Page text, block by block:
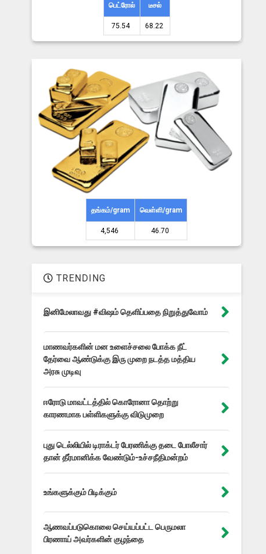
பெட்ரோல் டீசல்
75.54 ₹ 68.22 ₹
தங்கம்/gram வெள்ளி/gram
4,546 ₹ 46.70 ₹
TRENDING
இனிமேலாவது #விஷம் தெளிப்பதை நிறுத்துவோம்
மாணவர்களின் மன உளைச்சலை போக்க நீட்
தேர்வை ஆண்டுக்கு இரு முறை நடத்த மத்திய
அரசு முடிவு
ஈரோடு மாவட்டத்தில் கொரோனா தொற்று
காரணமாக பள்ளிகளுக்கு விடுமுறை
புது டெல்லியில் டிராக்டர் பேரணிக்கு தடை போலீசார்
தான் தீர்மானிக்க வேண்டும்-உச்சநீதிமன்றம்
உங்களுக்கும் பிடிக்கும்
ஆணவப்படுகொலை செய்யப்பட்ட பெருமலா
பிரணாய் அவர்களின் குழந்தை